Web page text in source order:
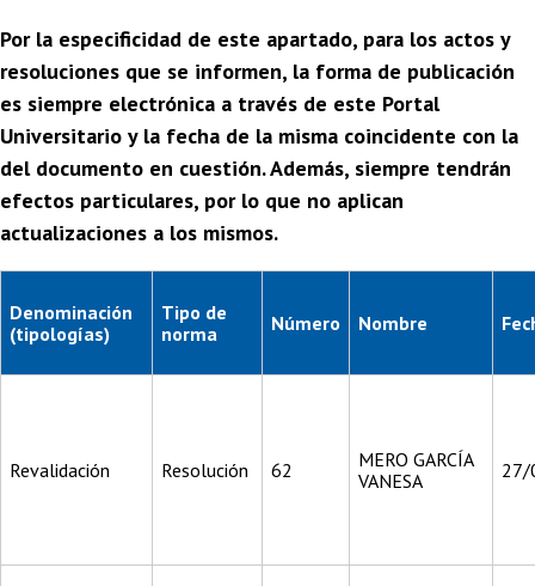
Por la especificidad de este apartado, para los actos y
resoluciones que se informen, la forma de publicación
es siempre electrónica a través de este Portal
Universitario y la fecha de la misma coincidente con la
del documento en cuestión. Además, siempre tendrán
efectos particulares, por lo que no aplican
actualizaciones a los mismos.
Denominación
(tipologías)
Tipo de
norma
Número Nombre
Revalidación Resolución 62
MERO GARCÍA
VANESA
27/